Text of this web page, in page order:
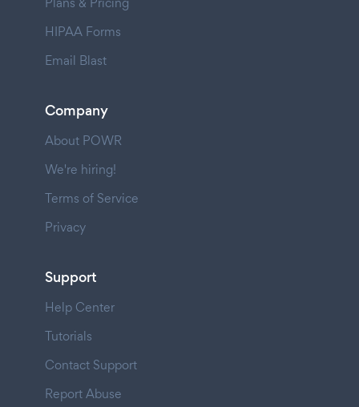
HIPAA Forms
Email Blast
Company
About POWR
We're hiring!
Terms of Service
Privacy
Support
Help Center
Tutorials
Contact Support
Report Abuse